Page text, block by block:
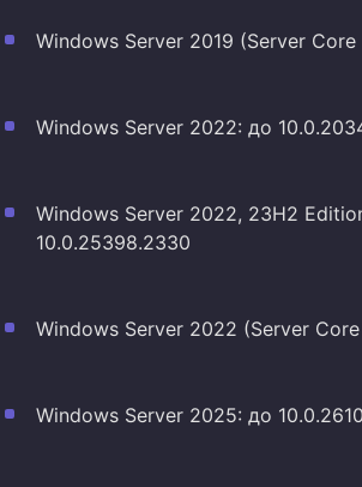
Windows Server 2019 (Server
Windows Server 2022: до
Windows Server 2022, 23H2
10.0.25398.2330
Windows Server 2022 (Server
Windows Server 2025: до